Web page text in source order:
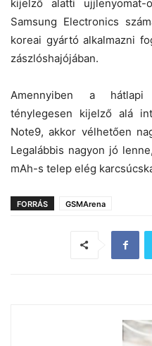
kijelző alatti
Samsung Electronics
koreai gyártó alkalmazni
zászlóshajójában.
Amennyiben a hátlapi
ténylegesen kijelző alá
Note9, akkor vélhetően
Legalábbis nagyon jó
mAh-s telep elég
FORRÁS GSMArena